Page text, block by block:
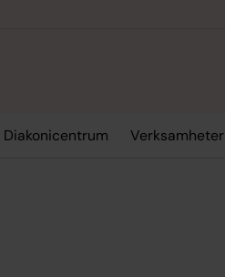
Diakonicentrum Verksamheter